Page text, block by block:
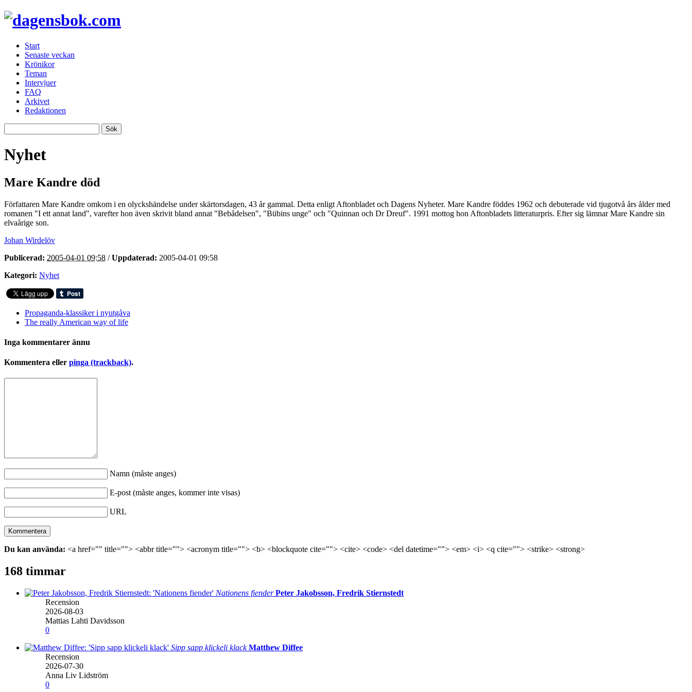
Start
Senaste veckan
Krönikor
Teman
Intervjuer
FAQ
Arkivet
Redaktionen
Nyhet
Mare Kandre död
Författaren Mare Kandre omkom i en olyckshändelse under skärtorsdagen, 43 år gammal. Detta enligt Aftonbladet och Dagens Nyheter. Mare Kandre föddes 1962 och debuterade vid tjugotvå års ålder med
romanen "I ett annat land", varefter hon även skrivit bland annat "Bebådelsen", "Bübins unge" och "Quinnan och Dr Dreuf". 1991 mottog hon Aftonbladets litteraturpris. Efter sig lämnar Mare Kandre sin
elvaårige son.
Johan Wirdelöv
Publicerad: 2005-04-01 09:58 /Uppdaterad: 2005-04-01 09:58
Kategori: Nyhet
Propaganda-klassiker i nyutgåva
The really American way of life
Inga kommentarer ännu
Kommentera eller pinga (trackback).
Namn (måste anges)
E-post (måste anges, kommer inte visas)
URL
Du kan använda: <a href="" title=""> <abbr title=""> <acronym title=""> <b> <blockquote cite=""> <cite> <code> <del datetime=""> <em> <i> <q cite=""> <strike> <strong>
168 timmar
Nationens fiender Peter Jakobsson, Fredrik Stiernstedt
Recension
2026-08-03
Mattias Lahti Davidsson
0
Sipp sapp klickeli klack Matthew Diffee
Recension
2026-07-30
Anna Liv Lidström
0